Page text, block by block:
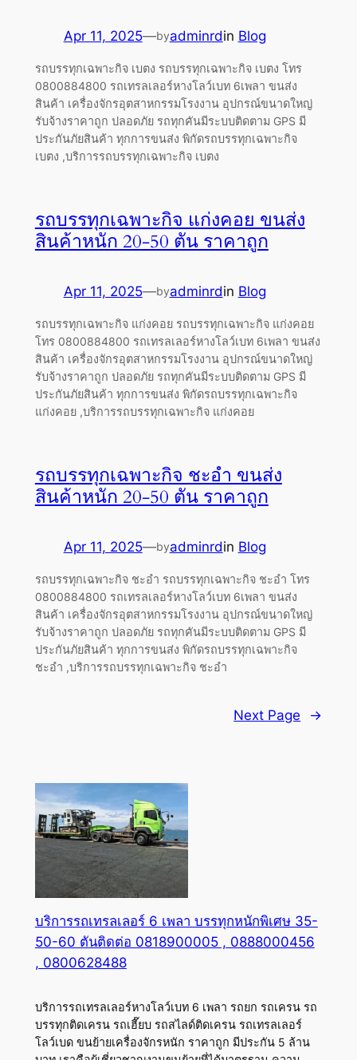
Apr 11, 2025—byadminrdin Blog
รถบรรทุกเฉพาะกิจ เบตง รถบรรทุกเฉพาะกิจ เบตง โทร
0800884800 รถเทรลเลอร์หางโลว์เบท 6เพลา ขนส่ง
สินค้า เครื่องจักรอุตสาหกรรมโรงงาน อุปกรณ์ขนาดใหญ่
รับจ้างราคาถูก ปลอดภัย รถทุกคันมีระบบติดตาม GPS มี
ประกันภัยสินค้า ทุกการขนส่ง พิกัดรถบรรทุกเฉพาะกิจ
เบตง ,บริการรถบรรทุกเฉพาะกิจ เบตง
รถบรรทุกเฉพาะกิจ แก่งคอย ขนส่ง
สินค้าหนัก 20-50 ตัน ราคาถูก
Apr 11, 2025—byadminrdin Blog
รถบรรทุกเฉพาะกิจ แก่งคอย รถบรรทุกเฉพาะกิจ แก่งคอย
โทร 0800884800 รถเทรลเลอร์หางโลว์เบท 6เพลา ขนส่ง
สินค้า เครื่องจักรอุตสาหกรรมโรงงาน อุปกรณ์ขนาดใหญ่
รับจ้างราคาถูก ปลอดภัย รถทุกคันมีระบบติดตาม GPS มี
ประกันภัยสินค้า ทุกการขนส่ง พิกัดรถบรรทุกเฉพาะกิจ
แก่งคอย ,บริการรถบรรทุกเฉพาะกิจ แก่งคอย
รถบรรทุกเฉพาะกิจ ชะอำ ขนส่ง
สินค้าหนัก 20-50 ตัน ราคาถูก
Apr 11, 2025—byadminrdin Blog
รถบรรทุกเฉพาะกิจ ชะอำ รถบรรทุกเฉพาะกิจ ชะอำ โทร
0800884800 รถเทรลเลอร์หางโลว์เบท 6เพลา ขนส่ง
สินค้า เครื่องจักรอุตสาหกรรมโรงงาน อุปกรณ์ขนาดใหญ่
รับจ้างราคาถูก ปลอดภัย รถทุกคันมีระบบติดตาม GPS มี
ประกันภัยสินค้า ทุกการขนส่ง พิกัดรถบรรทุกเฉพาะกิจ
ชะอำ ,บริการรถบรรทุกเฉพาะกิจ ชะอำ
Next Page →
บริการรถเทรลเลอร์ 6 เพลา บรรทุกหนักพิเศษ 35-
50-60 ตันติดต่อ 0818900005 , 0888000456
, 0800628488
บริการรถเทรลเลอร์หางโลว์เบท 6 เพลา รถยก รถเครน รถ
บรรทุกติดเครน รถเฮี๊ยบ รถสไลด์ติดเครน รถเทรลเลอร์
โลว์เบด ขนย้ายเครื่องจักรหนัก ราคาถูก มีประกัน 5 ล้าน